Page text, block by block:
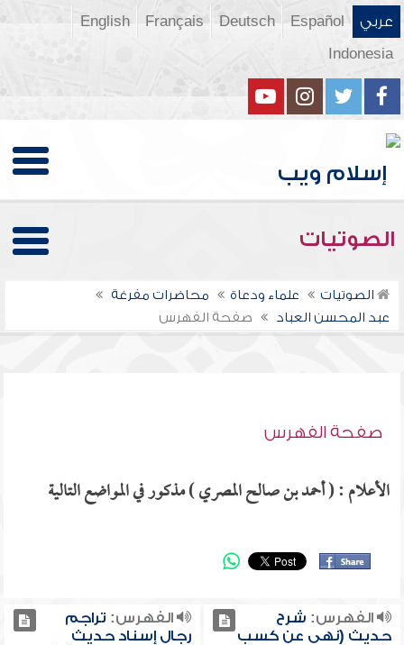
عربي Español
Deutsch
Français
English
Indonesia
الصوتيات
الصوتيات علماء ودعاة
محاضرات مفرغة
عبد المحسن العباد
صفحة الفهرس
صفحة الفهرس
الأعلام : ( أحمد بن صالح المصري ) مذكور في المواضع التالية
الفهرس: شرح
حديث (نهى عن كسب
الفهرس: تراجم
رجال إسناد حديث